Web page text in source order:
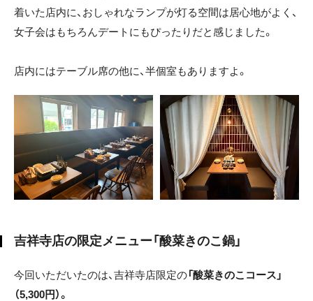
着いた店内に、おしゃれなランプが灯る空間は居心地がよく、
女子会はもちろんデートにもぴったりだと感じました。
店内にはテーブル席の他に、半個室もありますよ。
吉祥寺店の限定メニュー「酸菜きのこ鍋」
今回いただいたのは、吉祥寺店限定の「酸菜きのこコース」
（5,300円）。